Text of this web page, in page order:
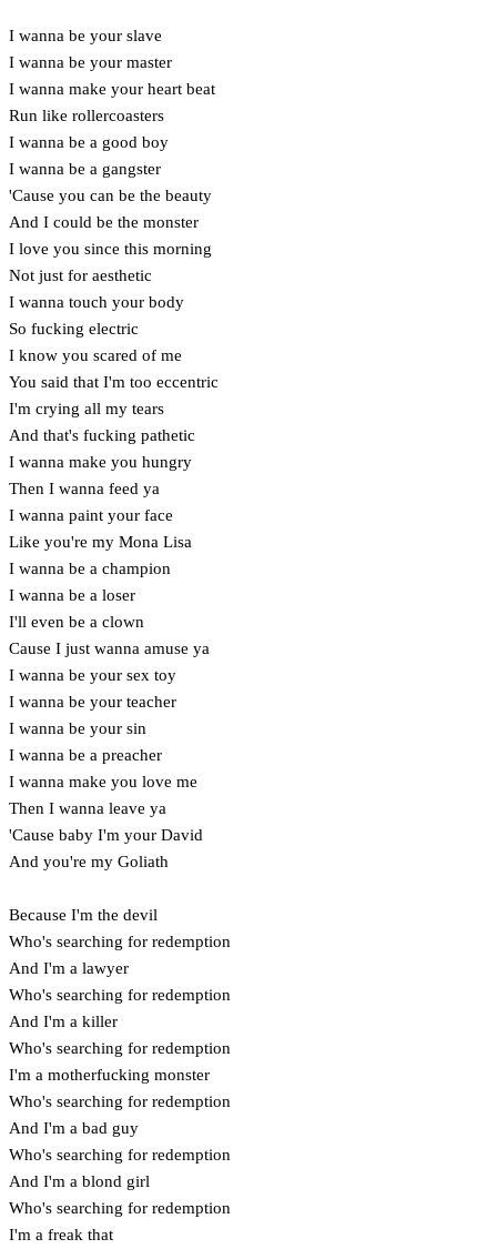
I wanna be your slave
I wanna be your master
I wanna make your heart beat
Run like rollercoasters
I wanna be a good boy
I wanna be a gangster
'Cause you can be the beauty
And I could be the monster
I love you since this morning
Not just for aesthetic
I wanna touch your body
So fucking electric
I know you scared of me
You said that I'm too eccentric
I'm crying all my tears
And that's fucking pathetic
I wanna make you hungry
Then I wanna feed ya
I wanna paint your face
Like you're my Mona Lisa
I wanna be a champion
I wanna be a loser
I'll even be a clown
Cause I just wanna amuse ya
I wanna be your sex toy
I wanna be your teacher
I wanna be your sin
I wanna be a preacher
I wanna make you love me
Then I wanna leave ya
'Cause baby I'm your David
And you're my Goliath
Because I'm the devil
Who's searching for redemption
And I'm a lawyer
Who's searching for redemption
And I'm a killer
Who's searching for redemption
I'm a motherfucking monster
Who's searching for redemption
And I'm a bad guy
Who's searching for redemption
And I'm a blond girl
Who's searching for redemption
I'm a freak that